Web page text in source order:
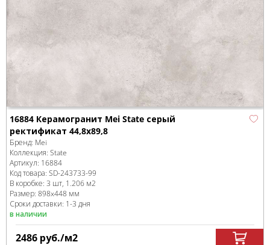
16884 Керамогранит Mei State серый
ректификат 44,8x89,8
Бренд: Mei
Коллекция: State
Артикул: 16884
Код товара: SD-243733-99
В коробке: 3 шт, 1.206 м2
Размер: 898x448 мм
Сроки доставки: 1-3 дня
в наличии
2486 руб./м2